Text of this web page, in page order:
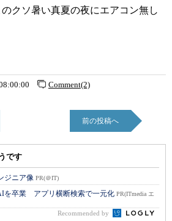
クソ暑い真夏の夜にエアコン無し
Comment(2)
前の投稿へ
です
ジニア像 PR(＠IT)
を卒業 アプリ横断検索で一元化 PR(ITmedia エ
Recommended by